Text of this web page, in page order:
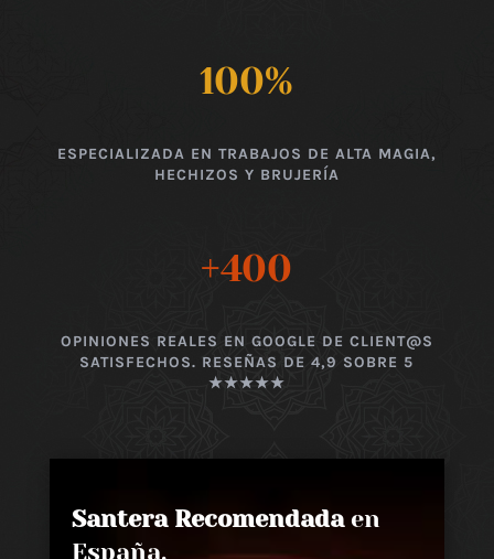
100%
ESPECIALIZADA EN TRABAJOS DE ALTA MAGIA,
HECHIZOS Y BRUJERÍA
+400
OPINIONES REALES EN GOOGLE DE CLIENT@S
SATISFECHOS. RESEÑAS DE 4,9 SOBRE 5
★★★★★
Santera Recomendadaen
España,